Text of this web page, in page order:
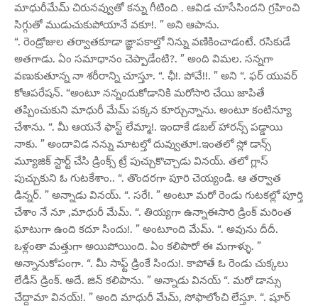
మాధురీమేమ్ చిరునవ్వుతో కన్ను గీటింది . ఆవిడ చూసేసిందని గ్రహించి
సిగ్గుతో ముడుచుకుపోయానే వకూ!. ” అని ఆపాను.
“. రెండ్రోజుల తర్వాతకూడా ఙ్ఞాపకాల్తో నిన్ను వణికించాడంటే. రసికుడే
అతగాడు. ఏం సమాధానం చెప్పాడేంటి?. ” అంది విమల. సన్నగా
వణుకుతూన్న నా శరీరాన్ని చూస్తూ. “. ఛీ!. పోవే!!. ” అని “. ఫర్ యువర్
కోఆపరేషన్. “అంటూ నన్నందుకోడానికి మరోసారి చేయి జాపితే
తప్పించుకుని మాధురీ మేమ్ పక్కన కూర్చున్నాను. అంటూ కంటిన్యూ
చేశాను. “. మీ ఆయనే ఫాస్ట్ లేమ్మా!. ఇందాకే డబల్ హారన్స్ పడ్డాయి
నాకు. ” అందావిడ నన్ను మాటల్తో దువ్వుతూ!.ఇంతలో స్లో డాన్స్
మ్యూజిక్ స్టార్ట్ చేసి డ్రింక్స్ ట్రే పుచ్చుకొచ్చాడు వినయ్. తలో గ్లాస్
పుచ్చుకుని ఓ గుటకేశాం.. “. తొందరగా పూరి చెయ్యండి. ఆ తర్వాత
డిన్నర్. ” అన్నాడు వినయ్. “. సరే!. ” అంటూ మరో రెండు గుటకల్లో పూర్తి
చేశాం నే నూ ,మాధురీ మేమ్. “. తియ్యగా ఉన్నాఈసారి డ్రింక్ మరింత
ఘాటుగా ఉంది కదూ సిందు!. ” అంటూంది మేమ్. “. అవును దీదీ.
ఒళ్లంతా మత్తుగా అయిపోయింది. ఏం కలిపారో ఈ మగాళ్ళు. ”
అన్నానుకోపంగా. “. మీ సాఫ్ట్ డ్రింకే సిందు!. కాపోతే ఓ రెండు చుక్కలు
లేడీస్ డ్రింక్. అదే. జిన్ కలిపాను. ” అన్నాడు వినయ్ “. మరో డాన్సు
చేద్దామా వినయ్!. ” అంది మాధురీ మేమ్, సోఫాలోంచి లేస్తూ. “. షూర్